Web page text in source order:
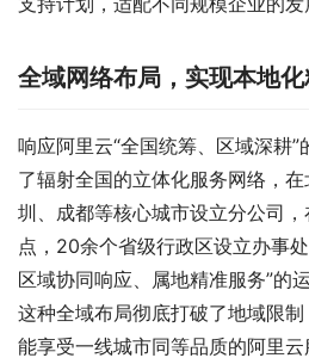
全域网络布局，实现本地
响应阿里云“全国统筹、区域深耕
了辐射全国的立体化服务网络，
圳、成都等核心城市设立分公司
点，20余个省级行政区设立办事处
区域协同响应、属地精准服务”的运
这种全域布局彻底打破了地域限
能享受一线城市同等品质的阿里